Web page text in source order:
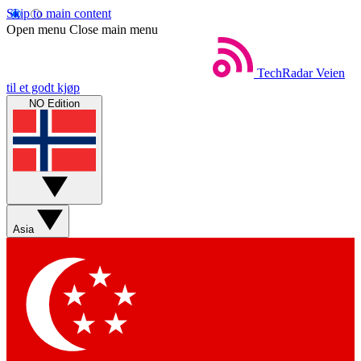
Skip to main content
Open menu Close main menu
TechRadar Veien
til et godt kjøp
NO Edition
Asia